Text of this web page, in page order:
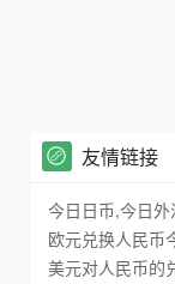
友情链接
今日日币,今日
欧元兑换人民币
美元对人民币的